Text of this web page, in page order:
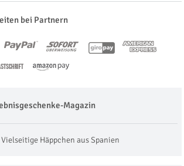
bei Partnern
Magazin
Vielseitige Häppchen aus Spanien